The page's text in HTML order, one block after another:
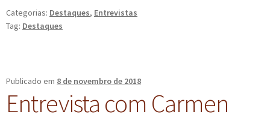
Categorias: Destaques, Entrevistas
Tag: Destaques
Publicado em 8 de novembro de 2018
Entrevista com Carmen